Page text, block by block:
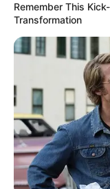
Remember This
Transformation